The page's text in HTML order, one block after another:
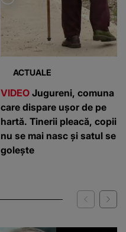
ACTUALE
VIDEO Jugureni, comuna
care dispare ușor de pe
hartă. Tinerii pleacă, copii
nu se mai nasc și satul se
golește